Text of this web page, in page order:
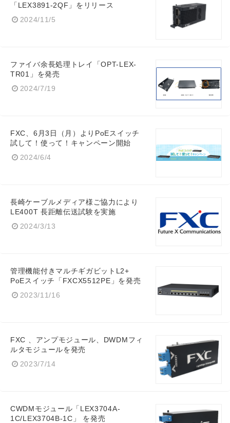
「LEX3891-2QF」をリリース
2024/11/5
ファイバ余長処理トレイ「OPT-LEX-
TR01」を発売
2024/7/19
FXC、6月3日（月）よりPoEスイッチ
試して！使って！キャンペーン開始
2024/6/4
長崎ケーブルメディア様ご協力により
LE400T 長距離伝送試験を実施
2024/3/13
管理機能付きマルチギガビットL2+
PoEスイッチ「FXCX5512PE」を発売
2023/11/16
FXC 、アンプモジュール、DWDMフィ
ルタモジュールを発売
2023/7/14
CWDMモジュール「LEX3704A-
1C/LEX3704B-1C」 を発売
Japanese
English